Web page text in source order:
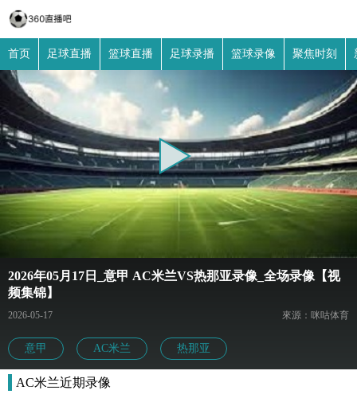
首页 足球直播 篮球直播 足球录播 篮球录像 聚焦时刻
2026年05月17日_意甲 AC米兰VS热那亚录像_全场录像【视
频集锦】
2026-05-17 來源：咪咕体育
意甲 AC米兰 热那亚
AC米兰近期录像